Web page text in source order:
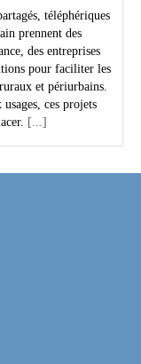
téléphériques
prennent des
des entreprises
pour faciliter les
et périurbains.
ces projets
[...]